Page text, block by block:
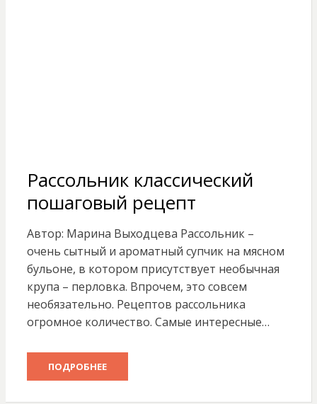
Рассольник классический
пошаговый рецепт
Автор: Марина Выходцева Рассольник –
очень сытный и ароматный супчик на мясном
бульоне, в котором присутствует необычная
крупа – перловка. Впрочем, это совсем
необязательно. Рецептов рассольника
огромное количество. Самые интересные…
ПОДРОБНЕЕ